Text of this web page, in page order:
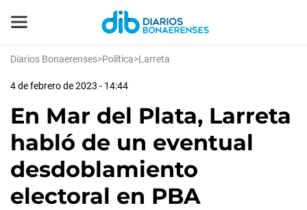
Diarios Bonaerenses>Política>Larreta
4 de febrero de 2023 - 14:44
En Mar del Plata, Larreta
habló de un eventual
desdoblamiento
electoral en PBA